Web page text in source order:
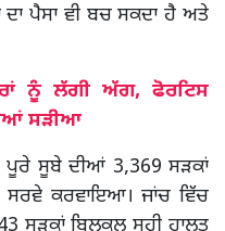
ਪੈਸਾ ਵੀ ਬਚ ਸਕਦਾ ਹੈ ਅਤੇ
ਨੂੰ ਲੱਗੀ ਅੱਗ, ਫੋਰਟਿਸ
ਸੜੀਆ
ਪੂਰੇ ਸੂਬੇ ਦੀਆਂ 3,369 ਸੜਕਾਂ
ਸਰਵੇ ਕਰਵਾਇਆ। ਜਾਂਚ ਵਿੱਚ
ਸੜਕਾਂ ਬਿਲਕੁਲ ਸਹੀ ਹਾਲਤ